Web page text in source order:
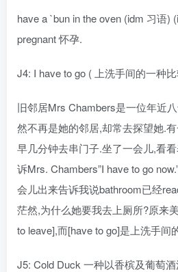
have a `bun in the oven (idm 习语)
pregnant 怀孕.
J4: I have to go ( 上洗手间的一种
旧邻居Mrs Chambers是一位年近
然不再是她的邻居,却常去探望她.
早几分钟去串门子.坐了一会儿,看
诉Mrs. Chambers”I have to go
会儿出来告诉我说bathroom已经
茫然,为什么她要我去上厕所?原来
to leave],而[have to go]是上洗手间
J5: Cold Duck 一种以香槟及葡萄